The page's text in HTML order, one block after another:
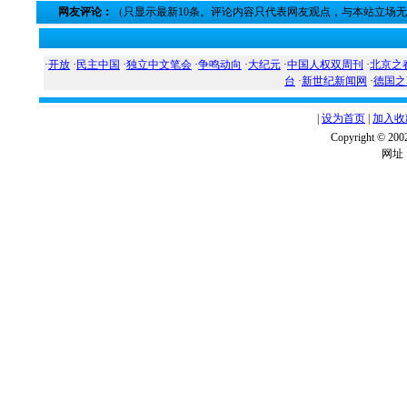
网友评论： （只显示最新10条。评论内容只代表网友观点，与本站立场
·开放 · 民主中国 ·独立中文笔会 ·争鸣动向 ·大纪元 ·中国人权双周刊 ·北京之
台 ·新世纪新闻网 ·德国
设为首页 加入
Copyright ©
网址